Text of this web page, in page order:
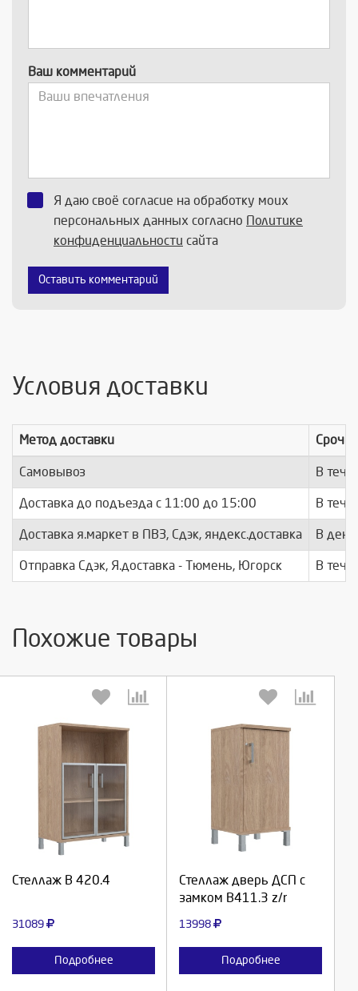
Ваш комментарий
Я даю своё согласие на обработку моих
персональных данных согласно Политике
конфиденциальности сайта
Оставить комментарий
Условия доставки
Метод доставки
Самовывоз В
Доставка до подъезда c 11:00 до 15:00 В
Доставка я.маркет в ПВЗ, Сдэк, яндекс.доставка В день
Отправка Сдэк, Я.доставка - Тюмень, Югорск В
Похожие товары
Стеллаж В 420.4
31089
Подробнее
Выберите количество:
Стеллаж дверь ДСП с
замком В411.3 z/r
13998
Подробнее
Отмена